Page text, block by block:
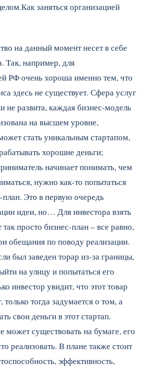
Как заняться организацией
на данный момент несет в себе
Так, например, для
РФ очень хороша именно тем, что
здесь не существует. Сфера услуг
не развита, каждая бизнес-модель
на высшем уровне,
стать уникальным стартапом,
хорошие деньги;
начинает понимать, чем
нужно как-то попытаться
план. Это в первую очередь
идеи, но… Для инвестора взять
просто бизнес-план – все равно,
обещания по поводу реализации.
был заведен торар из-за границы,
на улицу и попытаться его
инвестор увидит, что этот товар
только тогда задумается о том, а
свои деньги в этот стартап.
может существовать на бумаге, его
реализовать. В плане также стоит
эффективность,